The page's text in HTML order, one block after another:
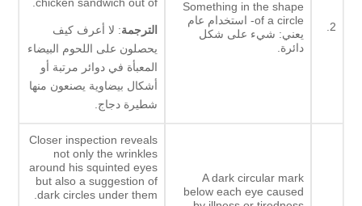
2.
Something in the shape
of a circle- استخدام عام
يعني: شيء على شكل
دائرة.
الترجمة: لا أعرف كيف
يحصلون على اللحوم البيضاء
المعبأة في دوائر مرتبة أو
أشكال بيضاوية يصنعون منها
شطيرة دجاج.
A dark circular mark
below each eye caused
Closer inspection reveals
not only the wrinkles
around his squinted eyes
but also a suggestion of
dark circles under them.